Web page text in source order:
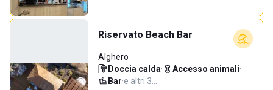
Riservato Beach Bar
Alghero
Doccia calda· Accesso animali·
Bar·e altri 3…